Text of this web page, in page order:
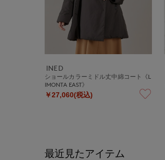
INED
ショールカラーミドル丈中綿コート《L
IMONTA EAST》
￥27,060(税込)
最近見たアイテム